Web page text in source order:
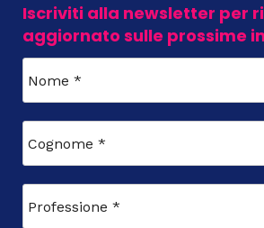
Iscriviti alla newsletter per
aggiornato sulle prossime